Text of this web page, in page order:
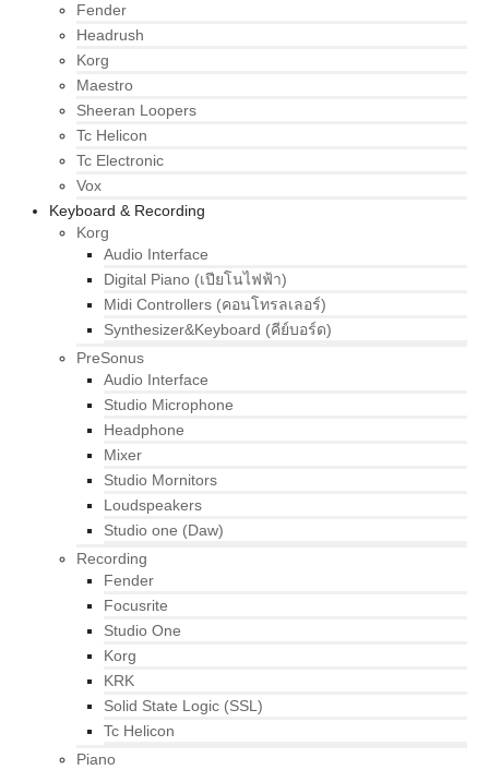
Fender
Headrush
Korg
Maestro
Sheeran Loopers
Tc Helicon
Tc Electronic
Vox
Keyboard & Recording
Korg
Audio Interface
Digital Piano (เปียโนไฟฟ้า)
Midi Controllers (คอนโทรลเลอร์)
Synthesizer&Keyboard (คีย์บอร์ด)
PreSonus
Audio Interface
Studio Microphone
Headphone
Mixer
Studio Mornitors
Loudspeakers
Studio one (Daw)
Recording
Fender
Focusrite
Studio One
Korg
KRK
Solid State Logic (SSL)
Tc Helicon
Piano